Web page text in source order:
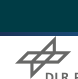
Inhalt